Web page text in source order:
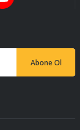
Abone Ol